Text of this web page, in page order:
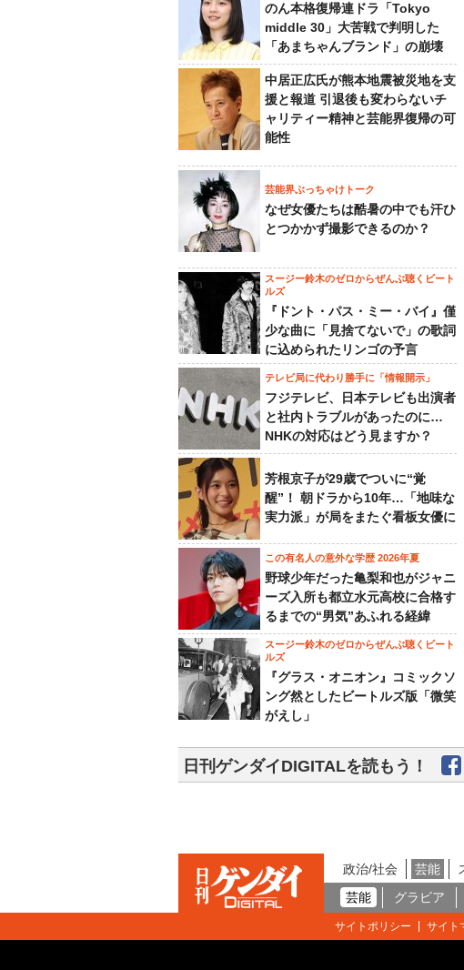
のん本格復帰連ドラ「Tokyo
middle 30」大苦戦で判明した
「あまちゃんブランド」の崩壊
中居正広氏が熊本地震被災地を支
援と報道 引退後も変わらないチ
ャリティー精神と芸能界復帰の可
能性
芸能界ぶっちゃけトーク
なぜ女優たちは酷暑の中でも汗ひ
とつかかず撮影できるのか？
スージー鈴木のゼロからぜんぶ聴くビート
ルズ
『ドント・パス・ミー・バイ』僅
少な曲に「見捨てないで」の歌詞
に込められたリンゴの予言
テレビ局に代わり勝手に「情報開示」
フジテレビ、日本テレビも出演者
と社内トラブルがあったのに…
NHKの対応はどう見ますか？
芳根京子が29歳でついに“覚
醒”！ 朝ドラから10年…「地味な
実力派」が局をまたぐ看板女優に
この有名人の意外な学歴 2026年夏
野球少年だった亀梨和也がジャニ
ーズ入所も都立水元高校に合格す
るまでの“男気”あふれる経緯
スージー鈴木のゼロからぜんぶ聴くビート
ルズ
『グラス・オニオン』コミックソ
ング然としたビートルズ版「微笑
がえし」
日刊ゲンダイDIGITALを読もう！
政治/社会 芸能
芸能
グラビア
サイトポリシー サイト